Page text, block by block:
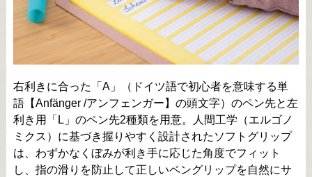
右利きに合った「A」（ドイツ語で初心者を意味する単
語【Anfänger /アンフェンガー】の頭文字）のペン先と左
利き用「L」のペン先2種類を用意。人間工学（エルゴノ
ミクス）に基づき握りやすく設計されたソフトグリップ
は、わずかなくぼみが利き手に応じた角度でフィット
し、指の滑りを防止して正しいペングリップを自然にサ